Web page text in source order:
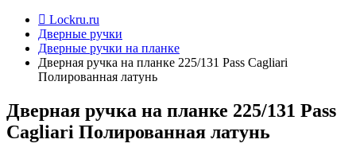
Lockru.ru
Дверные ручки
Дверные ручки на планке
Дверная ручка на планке 225/131 Pass Cagliari
Полированная латунь
Дверная ручка на планке 225/131 Pass
Cagliari Полированная латунь